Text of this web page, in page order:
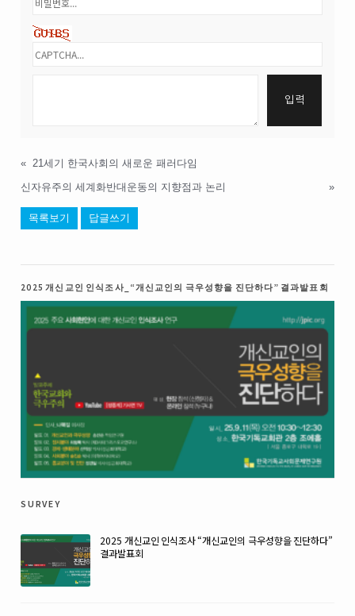
« 21세기 한국사회의 새로운 패러다임
신자유주의 세계화반대운동의 지향점과 논리
»
목록보기 답글쓰기
2025 개신교인 인식조사_“개신교인의 극우성향을 진단하다” 결과발표회
survey
2025 개신교인 인식조사 “개신교인의 극우성향을 진단하다”
결과발표회